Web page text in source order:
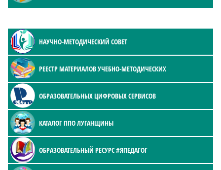
НАУЧНО-МЕТОДИЧЕСКИЙ СОВЕТ
РЕЕСТР МАТЕРИАЛОВ УЧЕБНО-МЕТОДИЧЕСКИХ
ОБРАЗОВАТЕЛЬНЫХ ЦИФРОВЫХ СЕРВИСОВ
КАТАЛОГ ППО ЛУГАНЩИНЫ
ОБРАЗОВАТЕЛЬНЫЙ РЕСУРС #ЯПЕДАГОГ